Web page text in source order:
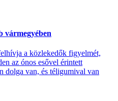
vármegyében
a közlekedők figyelmét,
az ónos esővel érintett
dolga van, és téligumival van